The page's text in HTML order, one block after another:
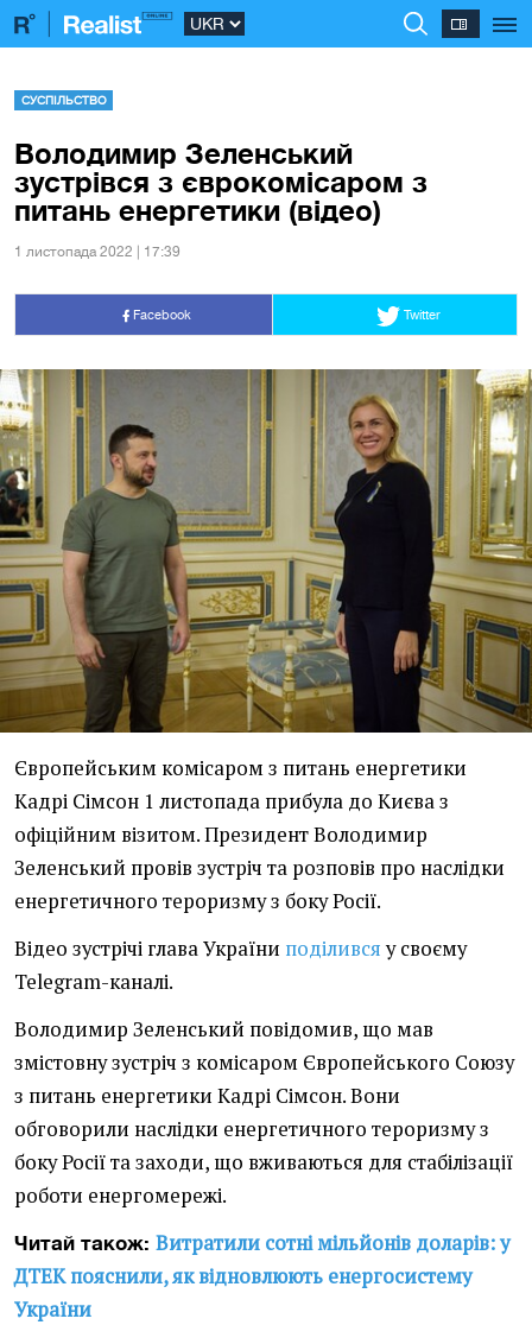
СУСПІЛЬСТВО
Володимир Зеленський
зустрівся з єврокомісаром з
питань енергетики (відео)
1 листопада 2022 | 17:39
Facebook Twitter
Європейським комісаром з питань енергетики
Кадрі Сімсон 1 листопада прибула до Києва з
офіційним візитом. Президент Володимир
Зеленський провів зустріч та розповів про наслідки
енергетичного тероризму з боку Росії.
Відео зустрічі глава України поділивсяу своєму
Telegram-каналі.
Володимир Зеленський повідомив, що мав
змістовну зустріч з комісаром Європейського Союзу
з питань енергетики Кадрі Сімсон. Вони
обговорили наслідки енергетичного тероризму з
боку Росії та заходи, що вживаються для стабілізації
роботи енергомережі.
Читай також: Витратили сотні мільйонів доларів: у
ДТЕК пояснили, як відновлюють енергосистему
України